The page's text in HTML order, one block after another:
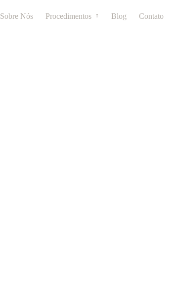
Sobre Nós Procedimentos Blog Contato